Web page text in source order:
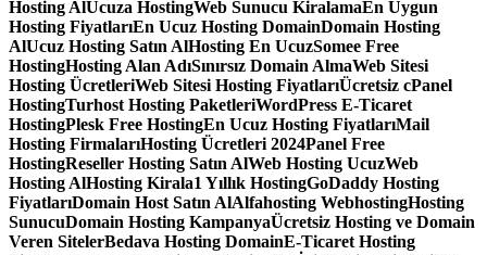
Hosting AlUcuza HostingWeb Sunucu KiralamaEn Uygun
Hosting FiyatlarıEn Ucuz Hosting DomainDomain Hosting
AlUcuz Hosting Satın AlHosting En UcuzSomee Free
HostingHosting Alan AdıSınırsız Domain AlmaWeb Sitesi
Hosting ÜcretleriWeb Sitesi Hosting FiyatlarıÜcretsiz cPanel
HostingTurhost Hosting PaketleriWordPress E-Ticaret
HostingPlesk Free HostingEn Ucuz Hosting FiyatlarıMail
Hosting FirmalarıHosting Ücretleri 2024Panel Free
HostingReseller Hosting Satın AlWeb Hosting UcuzWeb
Hosting AlHosting Kirala1 Yıllık HostingGoDaddy Hosting
FiyatlarıDomain Host Satın AlAlfahosting WebhostingHosting
SunucuDomain Hosting KampanyaÜcretsiz Hosting ve Domain
Veren SitelerBedava Hosting DomainE-Ticaret Hosting